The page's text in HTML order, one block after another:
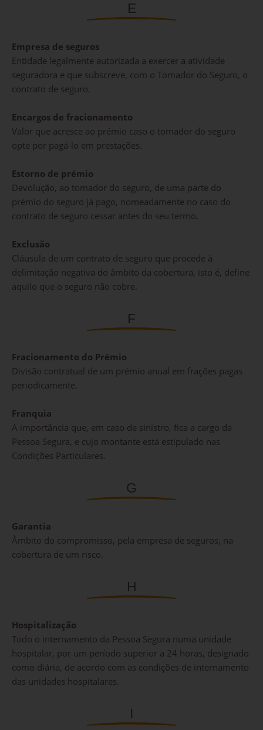
E
Empresa de seguros
Entidade legalmente autorizada a exercer a atividade
seguradora e que subscreve, com o Tomador do Seguro, o
contrato de seguro.
Encargos de fracionamento
Valor que acresce ao prémio caso o tomador do seguro
opte por pagá-lo em prestações.
Estorno de prémio
Devolução, ao tomador do seguro, de uma parte do
prémio do seguro já pago, nomeadamente no caso do
contrato de seguro cessar antes do seu termo.
Exclusão
Cláusula de um contrato de seguro que procede à
delimitação negativa do âmbito da cobertura, isto é, define
aquilo que o seguro não cobre.
F
Fracionamento do Prémio
Divisão contratual de um prémio anual em frações pagas
periodicamente.
Franquia
A importância que, em caso de sinistro, fica a cargo da
Pessoa Segura, e cujo montante está estipulado nas
Condições Particulares.
G
Garantia
Âmbito do compromisso, pela empresa de seguros, na
cobertura de um risco.
H
Hospitalização
Todo o internamento da Pessoa Segura numa unidade
hospitalar, por um período superior a 24 horas, designado
como diária, de acordo com as condições de internamento
das unidades hospitalares.
I